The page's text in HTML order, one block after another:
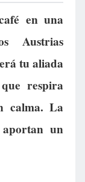
en una
Austrias
tu aliada
respira
calma. La
un